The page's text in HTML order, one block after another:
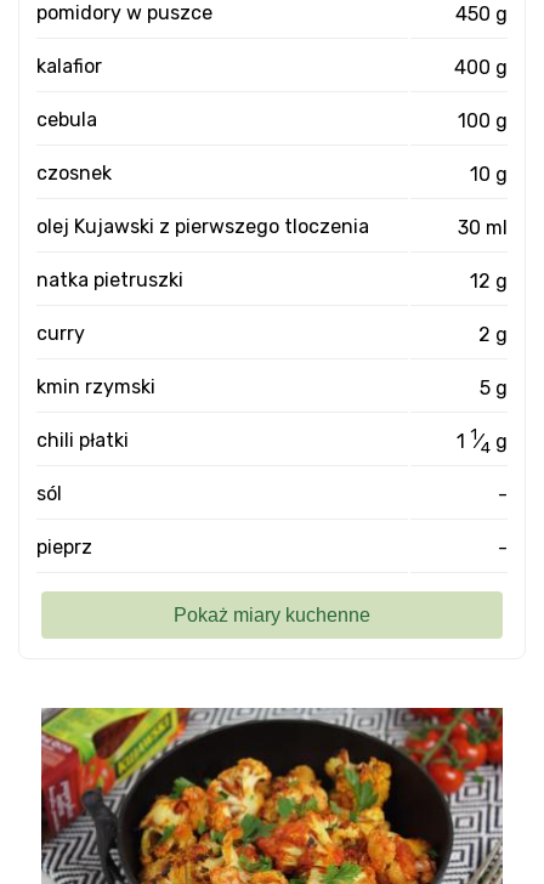
pomidory w puszce 450 g
kalafior 400 g
cebula 100 g
czosnek 10 g
olej Kujawski z pierwszego tloczenia 30 ml
natka pietruszki 12 g
curry 2 g
kmin rzymski 5 g
chili płatki 1 1⁄4 g
sól -
pieprz -